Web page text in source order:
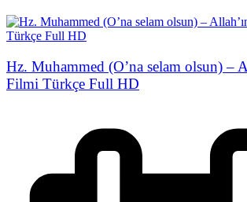
Hz. Muhammed (O’na selam olsun) –
Filmi Türkçe Full HD